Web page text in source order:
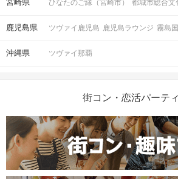
宮崎県 ひなたのご縁（宮崎市） 都城市総合文
鹿児島県 ツヴァイ鹿児島 鹿児島ラウンジ 霧島
沖縄県 ツヴァイ那覇
街コン・恋活パーテ